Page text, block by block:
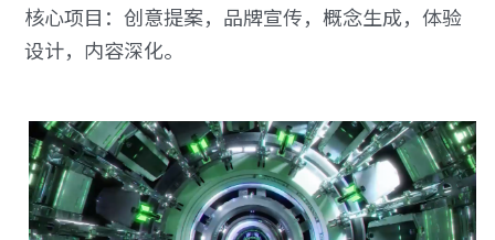
核心项目：创意提案，品牌宣传，概念生成，体验
设计，内容深化。